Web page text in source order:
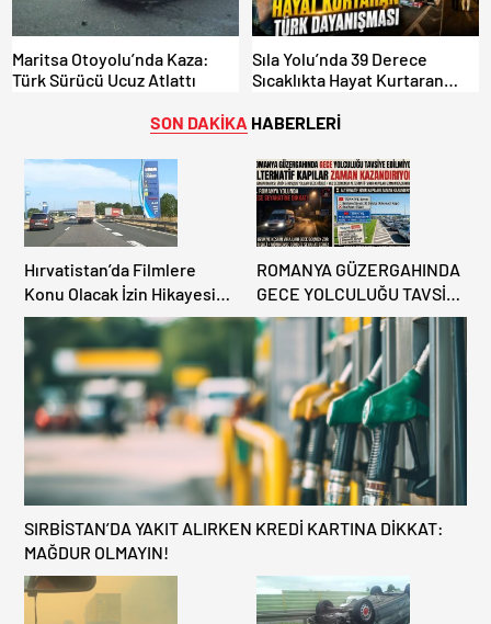
Maritsa Otoyolu’nda Kaza:
Türk Sürücü Ucuz Atlattı
Sıla Yolu’nda 39 Derece
Sıcaklıkta Hayat Kurtaran
SON DAKİKA HABERLERİ
Hırvatistan’da Filmlere
Konu Olacak İzin Hikayesi:
Benzinlikte Eşini Unuttu!
ROMANYA GÜZERGAHINDA
GECE YOLCULUĞU TAVSİYE
EDİLMİYOR: ALTERNATİF
KAPILAR ZAMAN
KAZANDIRIYOR!
SIRBİSTAN’DA YAKIT ALIRKEN KREDİ KARTINA DİKKAT:
MAĞDUR OLMAYIN!